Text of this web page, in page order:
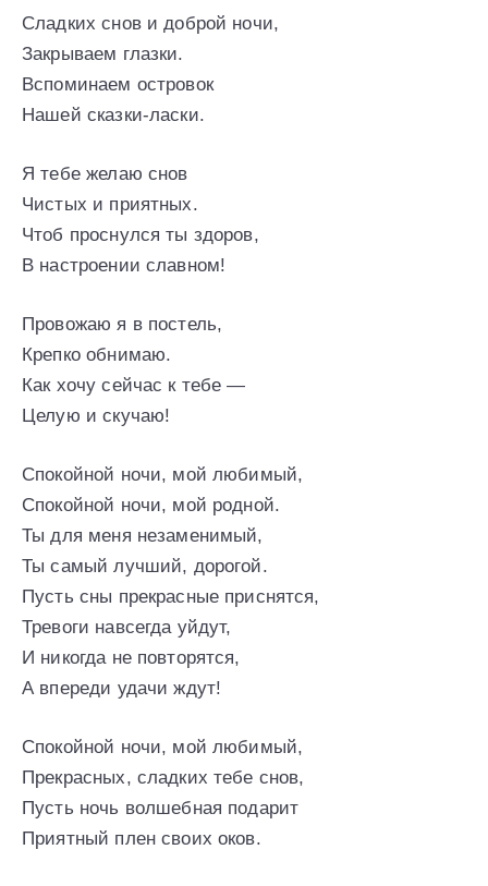
Сладких снов и доброй ночи,
Закрываем глазки.
Вспоминаем островок
Нашей сказки-ласки.
Я тебе желаю снов
Чистых и приятных.
Чтоб проснулся ты здоров,
В настроении славном!
Провожаю я в постель,
Крепко обнимаю.
Как хочу сейчас к тебе —
Целую и скучаю!
Спокойной ночи, мой любимый,
Спокойной ночи, мой родной.
Ты для меня незаменимый,
Ты самый лучший, дорогой.
Пусть сны прекрасные приснятся,
Тревоги навсегда уйдут,
И никогда не повторятся,
А впереди удачи ждут!
Спокойной ночи, мой любимый,
Прекрасных, сладких тебе снов,
Пусть ночь волшебная подарит
Приятный плен своих оков.